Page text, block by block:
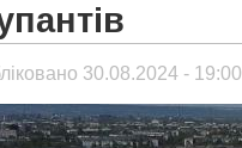
30.08.2024 - 19:00